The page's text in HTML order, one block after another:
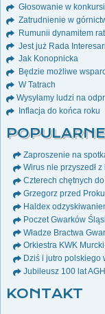
Głosowanie w
Zatrudnienie w
Rumunii dynamitem
Jest już Rada
Jak Konopnicka
Będzie możliwe
W Tatrach
Wysyłamy ludzi na
Inflacja do końca roku
POPULARNE
Zaproszenie na
Wirus nie przyszedł z
Czterech chętnych
Grzegorz przed
Haldex
Poczet Gwarków
Władze Bractwa
Orkiestra KWK
Dziś i jutro polskiego
Jubileusz 100 lat AGH
KONTAKT